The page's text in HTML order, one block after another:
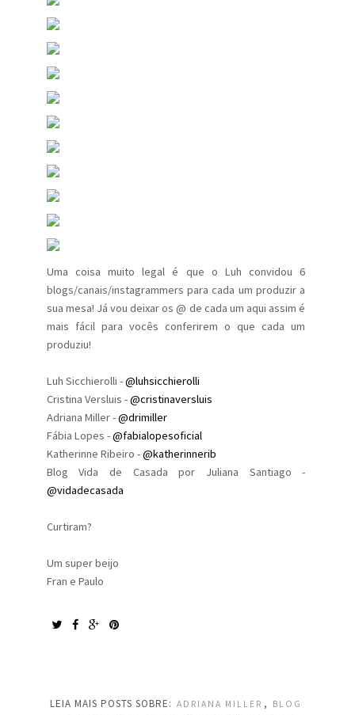
Uma coisa muito legal é que o Luh convidou 6
blogs/canais/instagrammers para cada um produzir a
sua mesa! Já vou deixar os @ de cada um aqui assim é
mais fácil para vocês conferirem o que cada um
produziu!
Luh Sicchierolli -@luhsicchierolli
Cristina Versluis -@cristinaversluis
Adriana Miller -@drimiller
Fábia Lopes -@fabialopesoficial
Katherinne Ribeiro -@katherinnerib
Blog Vida de Casada por Juliana Santiago -
@vidadecasada
Curtiram?
Um super beijo
Fran e Paulo
LEIA MAIS POSTS SOBRE: ADRIANA MILLER ,
BLOG